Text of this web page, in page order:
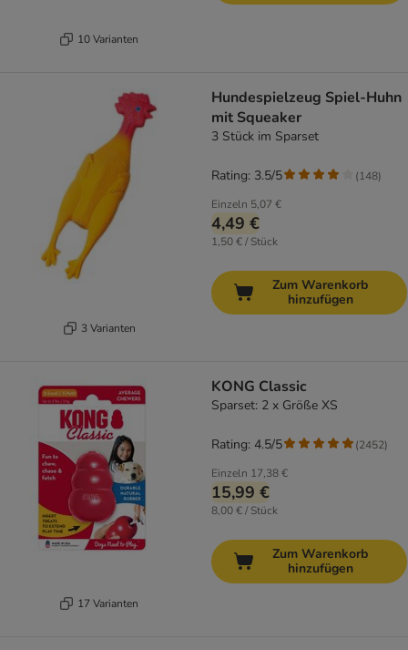
10 Varianten
3 Varianten
Hundespielzeug Spiel-Huhn
mit Squeaker
3 Stück im Sparset
Einzeln 5,07 €
4,49 €
1,50 € / Stück
Rating: 3.5/5 (148)
Zum Warenkorb
hinzufügen
17 Varianten
KONG Classic
Sparset: 2 x Größe XS
Einzeln 17,38 €
15,99 €
8,00 € / Stück
Rating: 4.5/5 (2452)
Zum Warenkorb
hinzufügen